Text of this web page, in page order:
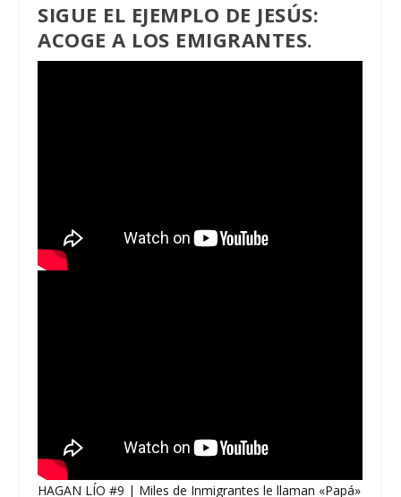
SIGUE EL EJEMPLO DE JESÚS:
ACOGE A LOS EMIGRANTES.
HAGAN LÍO #9 | Miles de Inmigrantes le llaman «Papá»